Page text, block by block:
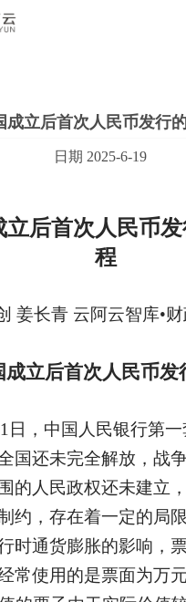
成立后首次人民币发行
日期 2025-6-19
立后首次人民币
程
姜长青 云阿云智库•
成立后首次人民币发
日，中国人民银行第
国还未完全解放，战
的人民政权还未建立
约，存在着一定的局
时通货膨胀的影响，
常使用的是票面为万